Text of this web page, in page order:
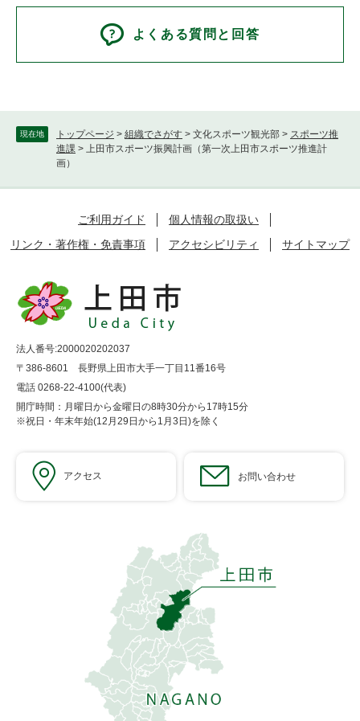
現在地 トップページ > 組織でさがす > 文化スポーツ観光部 > スポーツ推
進課 > 上田市スポーツ振興計画（第一次上田市スポーツ推進計
画）
よくある質問と回答
ご利用ガイド
個人情報の取扱い
リンク・著作権・免責事項
アクセシビリティ サイトマップ
法人番号:2000020202037
〒386-8601 長野県上田市大手一丁目11番16号
電話 0268-22-4100(代表)
開庁時間：月曜日から金曜日の8時30分から17時15分
※祝日・年末年始(12月29日から1月3日)を除く
アクセス お問い合わせ